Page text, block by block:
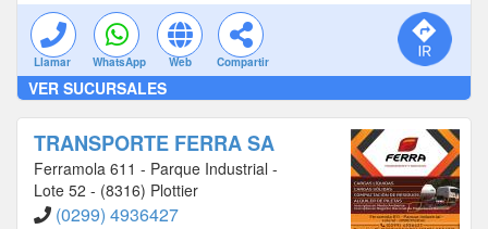
Llamar WhatsApp Web Compartir
VER SUCURSALES
TRANSPORTE FERRA SA
Ferramola 611 - Parque Industrial -
Lote 52 - (8316) Plottier
(0299) 4936427